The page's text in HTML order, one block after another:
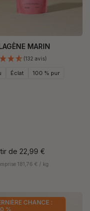
MARIN
(132 avis)
Éclat 100 % pur
de 22,99 €
181,76 € / kg
CHANCE :
%